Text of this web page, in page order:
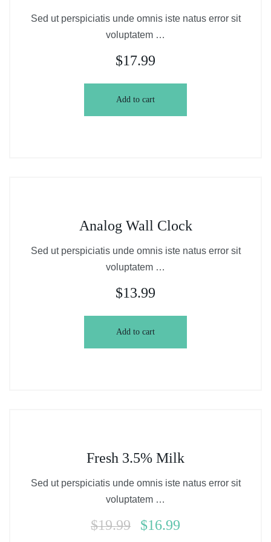
Sed ut perspiciatis unde omnis iste natus error sit
voluptatem …
$17.99
Add to cart
Analog Wall Clock
Sed ut perspiciatis unde omnis iste natus error sit
voluptatem …
$13.99
Add to cart
Fresh 3.5% Milk
Sed ut perspiciatis unde omnis iste natus error sit
voluptatem …
$19.99 $16.99